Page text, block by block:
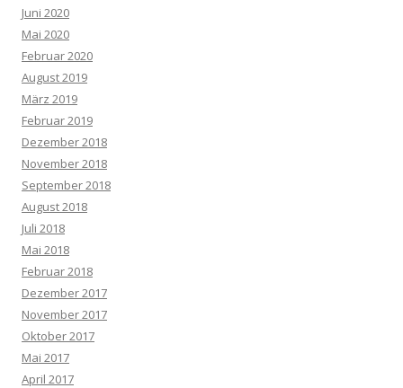
Juni 2020
Mai 2020
Februar 2020
August 2019
März 2019
Februar 2019
Dezember 2018
November 2018
September 2018
August 2018
Juli 2018
Mai 2018
Februar 2018
Dezember 2017
November 2017
Oktober 2017
Mai 2017
April 2017